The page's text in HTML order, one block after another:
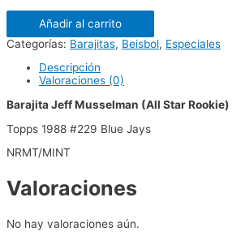
Añadir al carrito
Categorías: Barajitas, Beisbol, Especiales
Descripción
Valoraciones (0)
Barajita Jeff Musselman (All Star Rookie)
Topps 1988 #229 Blue Jays
NRMT/MINT
Valoraciones
No hay valoraciones aún.